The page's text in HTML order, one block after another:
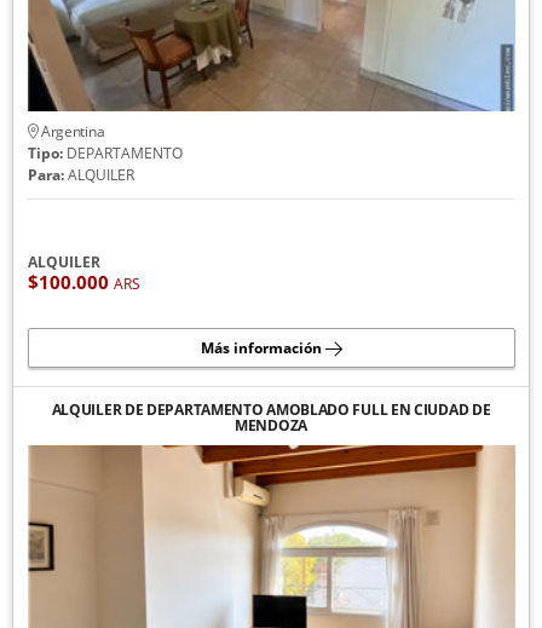
Argentina
Tipo:DEPARTAMENTO
Para:ALQUILER
ALQUILER
$100.000 ARS
Más información
ALQUILER DE DEPARTAMENTO AMOBLADO FULL EN CIUDAD DE
MENDOZA